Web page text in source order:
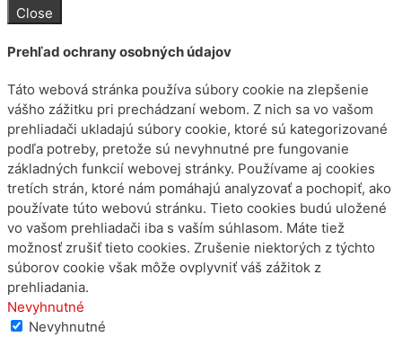
Close
Prehľad ochrany osobných údajov
Táto webová stránka používa súbory cookie na zlepšenie
vášho zážitku pri prechádzaní webom. Z nich sa vo vašom
prehliadači ukladajú súbory cookie, ktoré sú kategorizované
podľa potreby, pretože sú nevyhnutné pre fungovanie
základných funkcií webovej stránky. Používame aj cookies
tretích strán, ktoré nám pomáhajú analyzovať a pochopiť, ako
používate túto webovú stránku. Tieto cookies budú uložené
vo vašom prehliadači iba s vaším súhlasom. Máte tiež
možnosť zrušiť tieto cookies. Zrušenie niektorých z týchto
súborov cookie však môže ovplyvniť váš zážitok z
prehliadania.
Nevyhnutné
Nevyhnutné